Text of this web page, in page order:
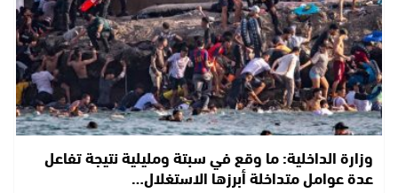
وزارة الداخلية: ما وقع في سبتة ومليلية نتيجة تفاعل
عدة عوامل متداخلة أبرزها الاستغلال…